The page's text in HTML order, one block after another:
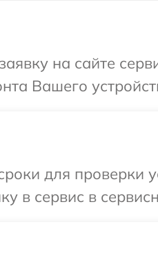
на сайте
Вашего
для проверки
в сервис в